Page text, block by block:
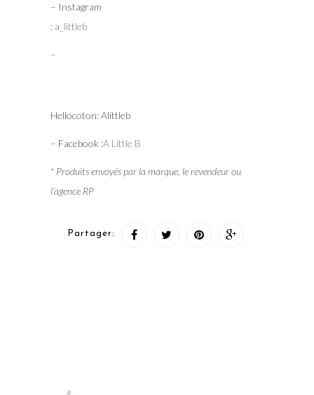
– Instagram
: a_littleb
–
Hellocoton: Alittleb
– Facebook :A Little B
* Produits envoyés par la marque, le revendeur ou
l’agence RP
Partager: